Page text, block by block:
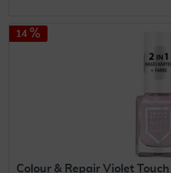
14
Colour & Repair Violet Touch